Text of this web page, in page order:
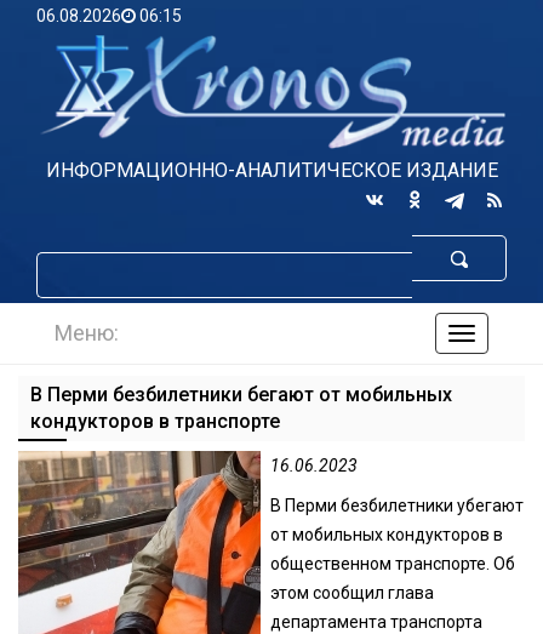
06.08.2026 06:15
ИНФОРМАЦИОННО-АНАЛИТИЧЕСКОЕ ИЗДАНИЕ
по
Меню:
В Перми безбилетники бегают от мобильных
кондукторов в транспорте
16.06.2023
В Перми безбилетники убегают
от мобильных кондукторов в
общественном транспорте. Об
этом сообщил глава
департамента транспорта